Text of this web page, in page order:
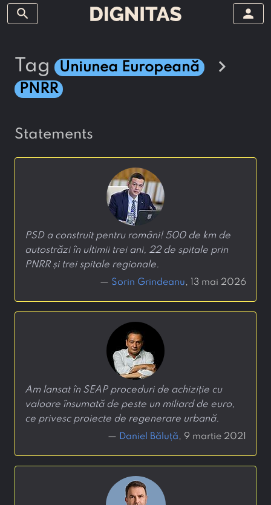
search person
tag Uniunea Europeană chevron_right
PNRR
statements
PSD a construit pentru români! 500 de km de
autostrăzi în ultimii trei ani, 22 de spitale prin
PNRR și trei spitale regionale.
— Sorin Grindeanu, 13 mai 2026
Am lansat în SEAP proceduri de achiziție cu
valoare însumată de peste un miliard de euro,
ce privesc proiecte de regenerare urbană.
— Daniel Băluță, 9 martie 2021